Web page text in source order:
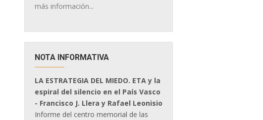
más información...
NOTA INFORMATIVA
LA ESTRATEGIA DEL MIEDO. ETA y la
espiral del silencio en el País Vasco
- Francisco J. Llera y Rafael Leonisio
Informe del centro memorial de las